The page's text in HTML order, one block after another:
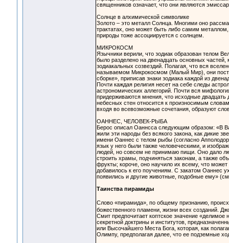
священников означает, что они являются
Солнце в алхимической символике
Золото – это металл Солнца. Многими оно
трактатах, оно может быть либо самим
природы тоже ассоциируется с солнцем.
МИКРОКОСМ
Язычники верили, что зодиак образован телом
было разделено на двенадцать основных
зодиакальных созвездий. Полагая, что вся
называемом Микрокосмом (Малый Мир), они
сборке», приписав знаки зодиака каждой из
Почти каждая религия несет на себе следы
астрономических аллегорий. Почти вся
придерживаются мнения, что исходные двадцать
небесных стен относится к произносимым
входя во всевозможные сочетания, образуют
ОАННЕС, ЧЕЛОВЕК-РЫБА
Берос описал Оаннсса следующим образом: «В
жили эти народы без всякого закона, как дикие
имени Оаннес с телом рыбы (согласно
язык у него были также человеческими, и
людей, но совсем не принимаю пищи. Оно дало
строить храмы, подчиняться законам, а также
фрукты; короче, оно научило их всему, что
добавилось к его поучениям. С закатом Оаннес
появились и другие животные, подобные ему»
Таинства пирамиды
Слово «пирамида», по общему признанию,
божественного пламени, жизни всех созданий.
Смит предпочитает коптское значение
секретной доктрины и институтов,
или Высочайшего Места Бога, которая, как
Олимпу, предполагая далее, что ее подземные